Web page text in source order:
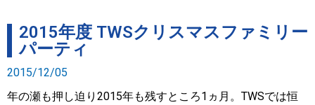
2015年度 TWSクリスマスファミリー
パーティ
2015/12/05
年の瀬も押し迫り2015年も残すところ1ヵ月。TWSでは恒